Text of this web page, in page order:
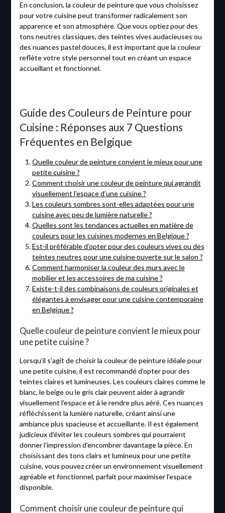
En conclusion, la couleur de peinture que vous choisissez
pour votre cuisine peut transformer radicalement son
apparence et son atmosphère. Que vous optiez pour des
tons neutres classiques, des teintes vives audacieuses ou
des nuances pastel douces, il est important que la couleur
reflète votre style personnel tout en créant un espace
accueillant et fonctionnel.
Guide des Couleurs de Peinture pour
Cuisine : Réponses aux 7 Questions
Fréquentes en Belgique
Quelle couleur de peinture convient le mieux pour une
petite cuisine ?
Comment choisir une couleur de peinture qui agrandit
visuellement l’espace d’une cuisine ?
Les couleurs sombres sont-elles adaptées pour une
cuisine avec peu de lumière naturelle ?
Quelles sont les tendances actuelles en matière de
couleurs pour les cuisines modernes en Belgique ?
Est-il préférable d’opter pour des couleurs vives ou des
teintes neutres pour une cuisine ouverte sur le salon ?
Comment harmoniser la couleur des murs avec le
mobilier et les accessoires de ma cuisine ?
Existe-t-il des combinaisons de couleurs originales et
élégantes à envisager pour une cuisine contemporaine
en Belgique ?
Quelle couleur de peinture convient le mieux pour
une petite cuisine ?
Lorsqu’il s’agit de choisir la couleur de peinture idéale pour
une petite cuisine, il est recommandé d’opter pour des
teintes claires et lumineuses. Les couleurs claires comme le
blanc, le beige ou le gris clair peuvent aider à agrandir
visuellement l’espace et à le rendre plus aéré. Ces nuances
réfléchissent la lumière naturelle, créant ainsi une
ambiance plus spacieuse et accueillante. Il est également
judicieux d’éviter les couleurs sombres qui pourraient
donner l’impression d’encombrer davantage la pièce. En
choisissant des tons clairs et lumineux pour une petite
cuisine, vous pouvez créer un environnement visuellement
agréable et fonctionnel, parfait pour maximiser l’espace
disponible.
Comment choisir une couleur de peinture qui